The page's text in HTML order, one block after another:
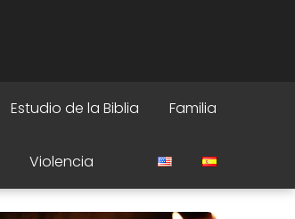
Estudio de la Biblia Familia
Violencia